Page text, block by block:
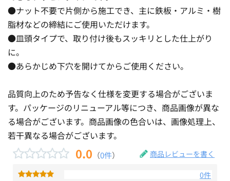
●ナット不要で片側から施工でき、主に鉄板・アルミ・樹
脂材などの締結にご使用いただけます。
●皿頭タイプで、取り付け後もスッキリとした仕上がり
に。
●あらかじめ下穴を開けてからご使用ください。
品質向上のため予告なく仕様を変更する場合がございま
す。パッケージのリニューアル等につき、商品画像が異な
る場合がございます。商品画像の色合いは、画像処理上、
若干異なる場合がございます。
0.0 （0件） 商品レビューを書く
0件